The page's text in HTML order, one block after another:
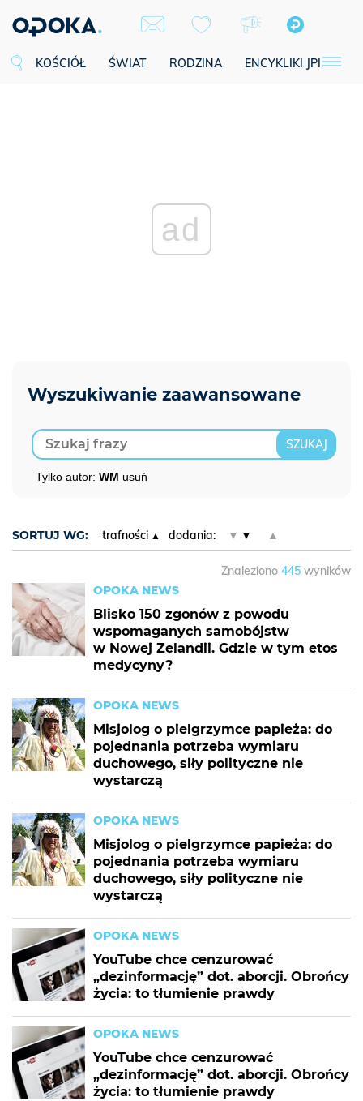
KOŚCIÓŁ ŚWIAT RODZINA ENCYKLIKI JPII
ad
Tylko autor: WM usuń
SORTUJ WG: trafności dodania: ▼ ▲
Znaleziono 445 wyników
OPOKA NEWS
Blisko 150 zgonów z powodu
wspomaganych samobójstw
w Nowej Zelandii. Gdzie w tym etos
medycyny?
OPOKA NEWS
Misjolog o pielgrzymce papieża: do
pojednania potrzeba wymiaru
duchowego, siły polityczne nie
wystarczą
OPOKA NEWS
Misjolog o pielgrzymce papieża: do
pojednania potrzeba wymiaru
duchowego, siły polityczne nie
wystarczą
OPOKA NEWS
YouTube chce cenzurować
„dezinformację” dot. aborcji. Obrońcy
życia: to tłumienie prawdy
OPOKA NEWS
YouTube chce cenzurować
„dezinformację” dot. aborcji. Obrońcy
życia: to tłumienie prawdy